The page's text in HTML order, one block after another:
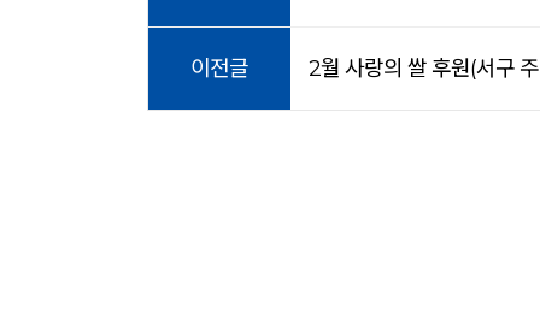
이전글 2월 사랑의 쌀 후원(서구